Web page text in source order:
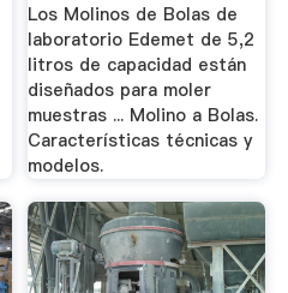
Los Molinos de Bolas de
laboratorio Edemet de 5,2
litros de capacidad están
diseñados para moler
muestras ... Molino a Bolas.
Características técnicas y
modelos.